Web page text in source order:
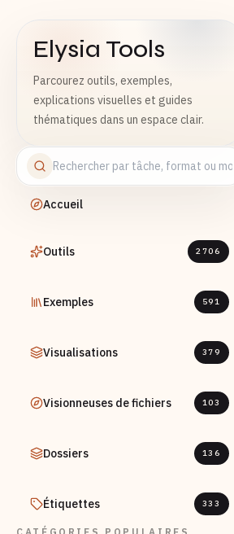
Elysia Tools
Parcourez outils, exemples,
explications visuelles et guides
thématiques dans un espace clair.
Accueil
Outils 2706
Exemples 591
Visualisations 379
Visionneuses de fichiers 103
Dossiers 136
Étiquettes 333